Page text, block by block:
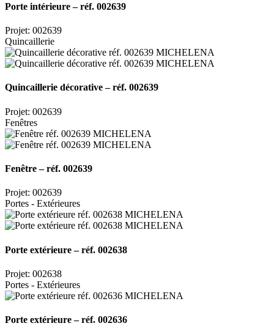
Porte intérieure – réf. 002639
Projet: 002639
Quincaillerie
Quincaillerie décorative – réf. 002639
Projet: 002639
Fenêtres
Fenêtre – réf. 002639
Projet: 002639
Portes - Extérieures
Porte extérieure – réf. 002638
Projet: 002638
Portes - Extérieures
Porte extérieure – réf. 002636